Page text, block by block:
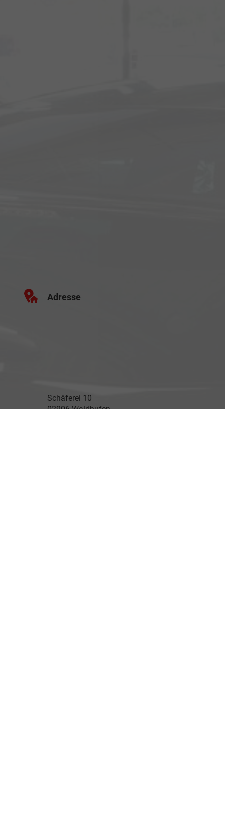
Adresse
Schäferei 10
02906 Waldhufen